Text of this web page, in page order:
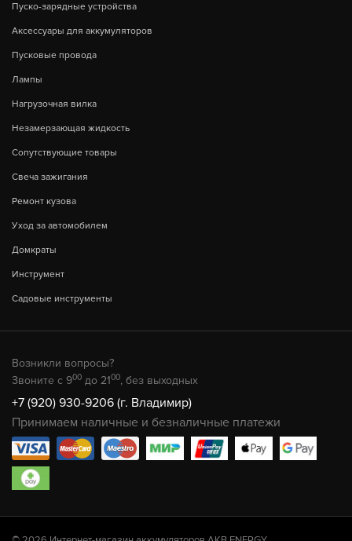
Пуско-зарядные устройства
Аксессуары для аккумуляторов
Пусковые провода
Лампы
Нагрузочная вилка
Незамерзающая жидкость
Сопутствующие товары
Свеча зажигания
Ремонт кузова
Уход за автомобилем
Домкраты
Инструмент
Садовые инструменты
Возникли вопросы?
Звоните с 900 до 2100, без выходных
+7 (920) 930-9206 (г. Владимир)
Принимаем наличные и безналичные платежи